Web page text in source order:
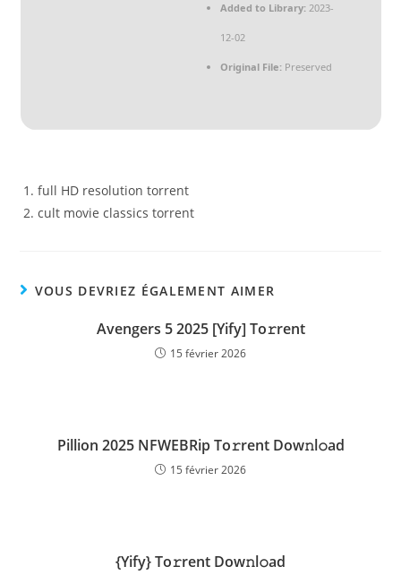
Added to Library:2023-
12-02
Original File:Preserved
full HD resolution torrent
cult movie classics torrent
VOUS DEVRIEZ ÉGALEMENT AIMER
Avengers 5 2025 [Yify] To𝚛rent
15 février 2026
Pillion 2025 NFWEBRip To𝚛rent Dow𝚗l𝚘ad
15 février 2026
{Yify} To𝚛rent Dow𝚗l𝚘ad